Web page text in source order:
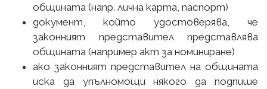
общината (напр. лична карта, паспорт)
документ, който удостоверява, че
законният представител представлява
общината (например акт за номиниране)
ако законният представител на общината
иска да упълномощи някого да подпише